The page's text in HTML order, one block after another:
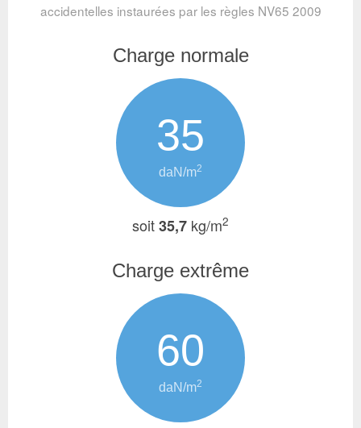
accidentelles instaurées par les règles NV65 2009
Charge normale
35
daN/m2
soit35,7 kg/m2
Charge extrême
60
daN/m2